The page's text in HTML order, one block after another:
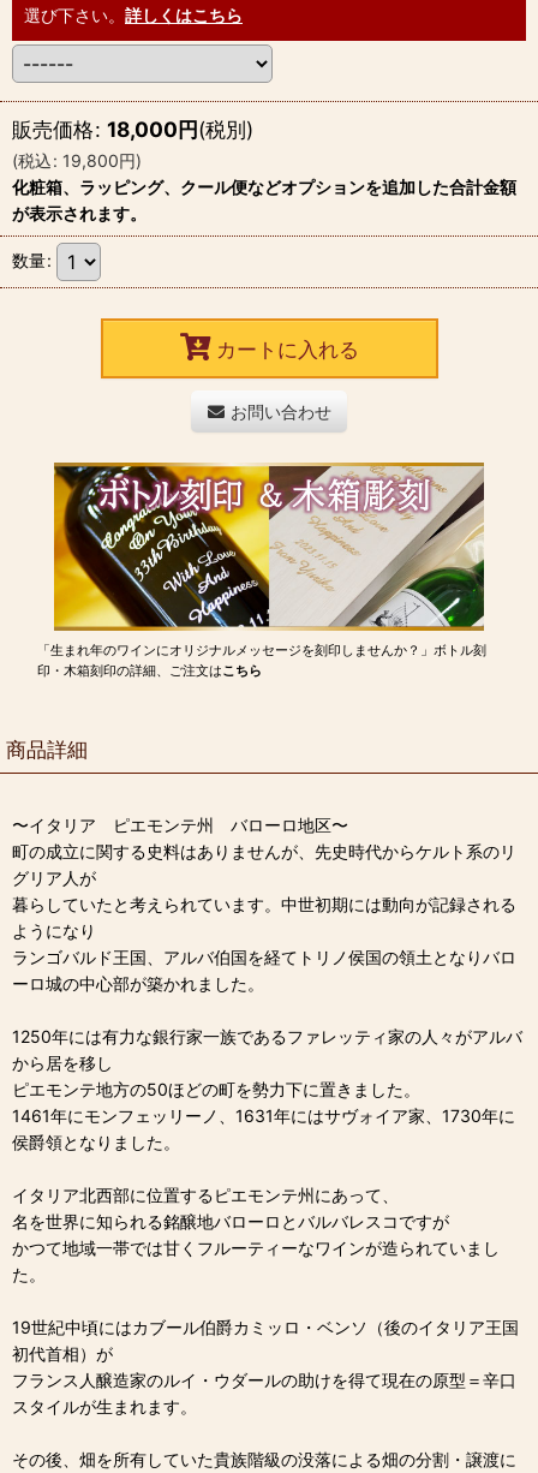
選び下さい。 詳しくはこちら
販売価格: 18,000円(税別)
(税込: 19,800円)
化粧箱、ラッピング、クール便などオプションを追加した合計金額
が表示されます。
数量:
カートに入れる
お問い合わせ
「生まれ年のワインにオリジナルメッセージを刻印しませんか？」ボトル刻
印・木箱刻印の詳細、ご注文はこちら
商品詳細
〜イタリア ピエモンテ州 バローロ地区〜
町の成立に関する史料はありませんが、先史時代からケルト系のリ
グリア人が
暮らしていたと考えられています。中世初期には動向が記録される
ようになり
ランゴバルド王国、アルバ伯国を経てトリノ侯国の領土となりバロ
ーロ城の中心部が築かれました。
1250年には有力な銀行家一族であるファレッティ家の人々がアルバ
から居を移し
ピエモンテ地方の50ほどの町を勢力下に置きました。
1461年にモンフェッリーノ、1631年にはサヴォイア家、1730年に
侯爵領となりました。
イタリア北西部に位置するピエモンテ州にあって、
名を世界に知られる銘醸地バローロとバルバレスコですが
かつて地域一帯では甘くフルーティーなワインが造られていまし
た。
19世紀中頃にはカブール伯爵カミッロ・ベンソ（後のイタリア王国
初代首相）が
フランス人醸造家のルイ・ウダールの助けを得て現在の原型＝辛口
スタイルが生まれます。
その後、畑を所有していた貴族階級の没落による畑の分割・譲渡に